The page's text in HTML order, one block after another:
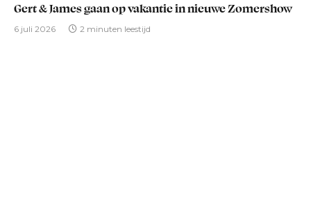
Gert & James gaan op vakantie in nieuwe Zomershow
6 juli 2026 2 minuten leestijd